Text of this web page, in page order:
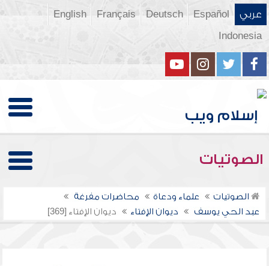
عربي Español
Deutsch
Français
English
Indonesia
الصوتيات
الصوتيات علماء ودعاة
محاضرات مفرغة
عبد الحي يوسف
ديوان الإفتاء ديوان الإفتاء [369]